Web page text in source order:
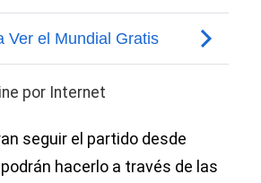
por Internet
seguir el partido desde
hacerlo a través de las